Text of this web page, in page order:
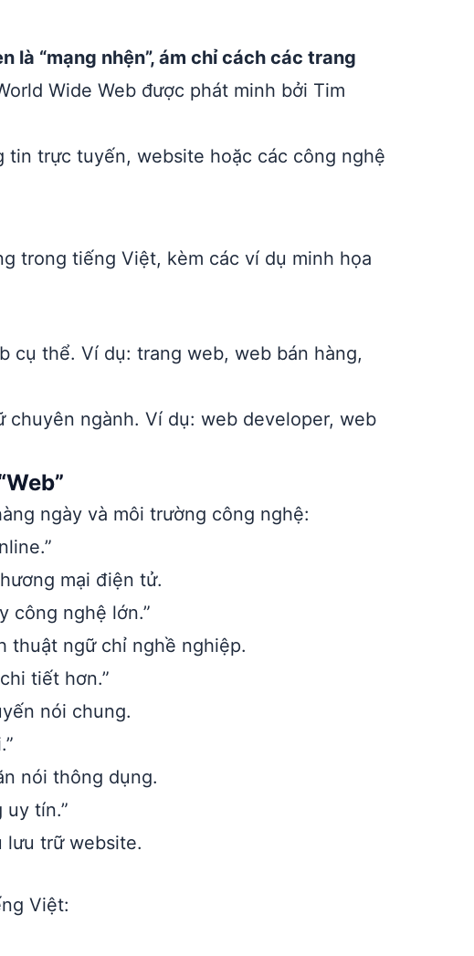
là “mạng nhện”, ám chỉ cách các trang
Wide Web được phát minh bởi Tim
trực tuyến, website hoặc các công nghệ
trong tiếng Việt, kèm các ví dụ minh họa
cụ thể. Ví dụ: trang web, web bán hàng,
chuyên ngành. Ví dụ: web developer, web
ngày và môi trường công nghệ:
mại điện tử.
công nghệ lớn.”
thuật ngữ chỉ nghề nghiệp.
tiết hơn.”
nói chung.
nói thông dụng.
uy tín.”
lưu trữ website.
Việt: